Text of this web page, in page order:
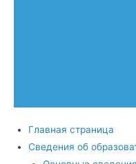
Главная страница
Сведения об